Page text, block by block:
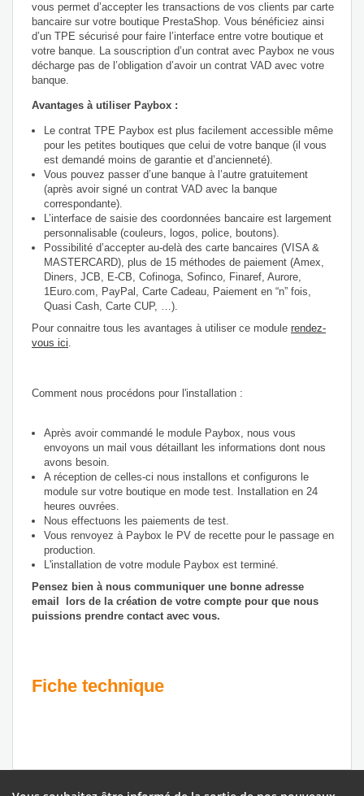
vous permet d’accepter les transactions de vos clients par carte
bancaire sur votre boutique PrestaShop. Vous bénéficiez ainsi
d’un TPE sécurisé pour faire l’interface entre votre boutique et
votre banque. La souscription d’un contrat avec Paybox ne vous
décharge pas de l’obligation d’avoir un contrat VAD avec votre
banque.
Avantages à utiliser Paybox :
Le contrat TPE Paybox est plus facilement accessible même
pour les petites boutiques que celui de votre banque (il vous
est demandé moins de garantie et d’ancienneté).
Vous pouvez passer d’une banque à l’autre gratuitement
(après avoir signé un contrat VAD avec la banque
correspondante).
L’interface de saisie des coordonnées bancaire est largement
personnalisable (couleurs, logos, police, boutons).
Possibilité d’accepter au-delà des carte bancaires (VISA &
MASTERCARD), plus de 15 méthodes de paiement (Amex,
Diners, JCB, E-CB, Cofinoga, Sofinco, Finaref, Aurore,
1Euro.com, PayPal, Carte Cadeau, Paiement en “n” fois,
Quasi Cash, Carte CUP, …).
Pour connaitre tous les avantages à utiliser ce module rendez-
vous ici.
Comment nous procédons pour l'installation :
Après avoir commandé le module Paybox, nous vous
envoyons un mail vous détaillant les informations dont nous
avons besoin.
A réception de celles-ci nous installons et configurons le
module sur votre boutique en mode test. Installation en 24
heures ouvrées.
Nous effectuons les paiements de test.
Vous renvoyez à Paybox le PV de recette pour le passage en
production.
L'installation de votre module Paybox est terminé.
Pensez bien à nous communiquer une bonne adresse
email lors de la création de votre compte pour que nous
puissions prendre contact avec vous.
Fiche technique